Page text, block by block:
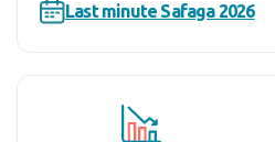
Last minute Safaga 2026